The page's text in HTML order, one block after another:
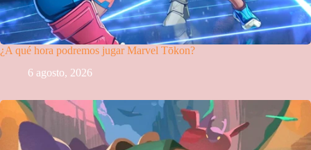
¿A qué hora podremos jugar Marvel Tōkon?
6 agosto, 2026